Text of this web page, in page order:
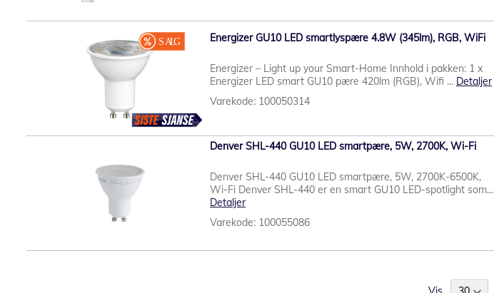
Energizer GU10 LED smartlyspære 4.8W (345lm), RGB, WiFi
Energizer – Light up your Smart-Home Innhold i pakken: 1 x
Energizer LED smart GU10 pære 420lm (RGB), Wifi ... Detaljer
Varekode: 100050314
Denver SHL-440 GU10 LED smartpære, 5W, 2700K, Wi-Fi
Denver SHL-440 GU10 LED smartpære, 5W, 2700K-6500K,
Wi-Fi Denver SHL-440 er en smart GU10 LED-spotlight som...
Detaljer
Varekode: 100055086